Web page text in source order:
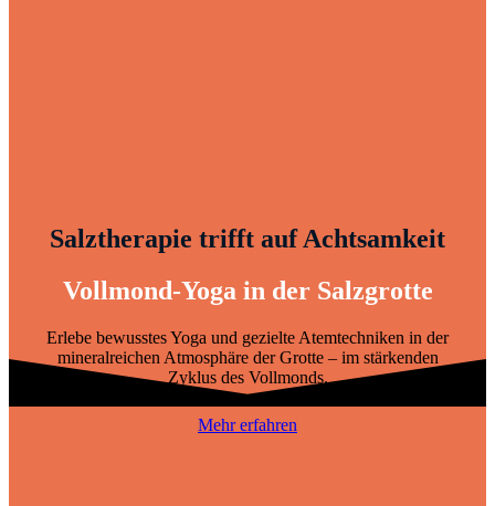
Salztherapie trifft auf Achtsamkeit
Vollmond-Yoga in der Salzgrotte
Erlebe bewusstes Yoga und gezielte Atemtechniken in der
mineralreichen Atmosphäre der Grotte – im stärkenden
Zyklus des Vollmonds.
Mehr erfahren